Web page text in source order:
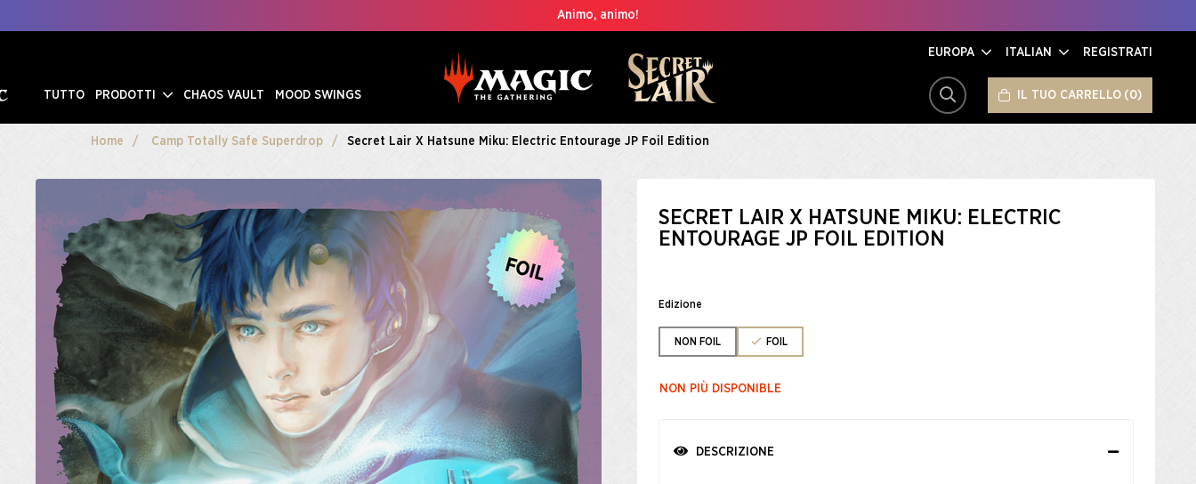
Animo, animo!
EUROPA ITALIAN REGISTRATI
TUTTO PRODOTTI CHAOS VAULT MOOD SWINGS CERCA IL TUO CARRELLO 0
Home Camp Totally Safe Superdrop Secret Lair X Hatsune Miku: Electric Entourage JP Foil Edition
SECRET LAIR X HATSUNE MIKU: ELECTRIC
ENTOURAGE JP FOIL EDITION
Edizione
NON FOIL FOIL
NON PIÙ DISPONIBLE
DESCRIZIONE